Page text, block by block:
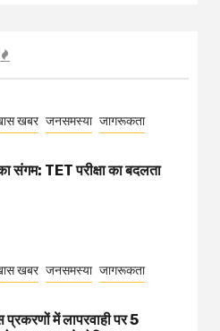
खबर जनसमस्या जागरूकता
संगम: TET परीक्षा का बदलता
खबर जनसमस्या जागरूकता
में लापरवाही पर 5